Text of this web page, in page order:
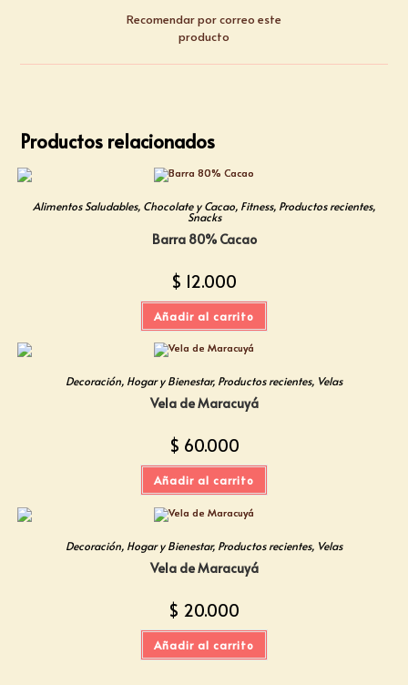
Recomendar por correo este
producto
Productos relacionados
Alimentos Saludables, Chocolate y Cacao, Fitness, Productos recientes,
Snacks
Barra 80% Cacao
$ 12.000
Añadir al carrito
Decoración, Hogar y Bienestar, Productos recientes, Velas
Vela de Maracuyá
$ 60.000
Añadir al carrito
Decoración, Hogar y Bienestar, Productos recientes, Velas
Vela de Maracuyá
$ 20.000
Añadir al carrito